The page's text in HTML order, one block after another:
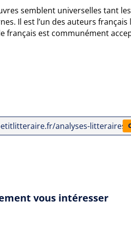
semblent universelles tant
Il est l’un des auteurs français
français est communément
analyses-
vous intéresser